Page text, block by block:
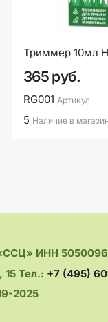
Триммер 10мл
365 руб.
RG001 Артикул
5 Наличие в
ИНН
15 Тел.: +7 (495)
2025